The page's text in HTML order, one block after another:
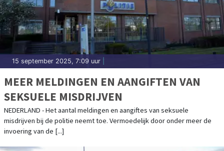
15 september 2025, 7:09 uur
MEER MELDINGEN EN AANGIFTEN VAN
SEKSUELE MISDRIJVEN
NEDERLAND - Het aantal meldingen en aangiftes van seksuele
misdrijven bij de politie neemt toe. Vermoedelijk door onder meer de
invoering van de [...]